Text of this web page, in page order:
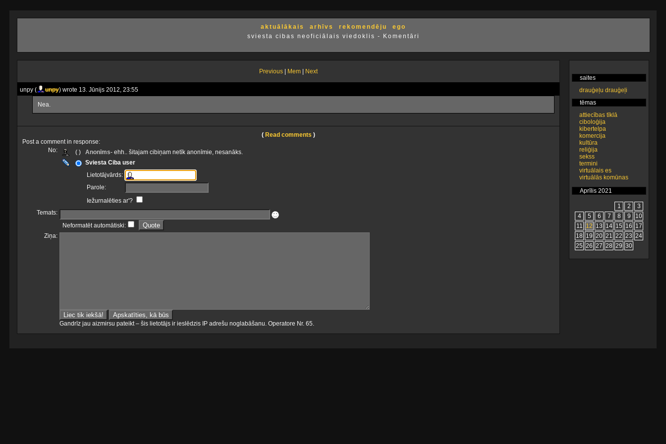
aktuālākais arhīvs rekomendēju
ego
sviesta cibas neoficiālais viedoklis - Komentāri
saites
drauģeļu drauģeļi
tēmas
attiecības tīklā
ciboloģija
kibertelpa
komercija
kultūra
reliģija
sekss
termini
virtuālais es
virtuālās komūnas
Aprīlis 2021
1 2
3
4
5 6 7 8 9
10
11 12 13 14 15 16 17
18 19 20 21 22 23 24
25 26 27 28 29 30
Previous| Mem| Next
unpy ( unpy) wrote 13. Jūnijs 2012, 23:55
Nea.
( Read comments )
Post a comment in response:
No:
( ) Anonīms- ehh.. šitajam cibiņam netīk anonīmie, nesanāks.
Sviesta Ciba user
Lietotājvārds:
Parole:
Iežurnalēties ar'?
Temats:
Neformatēt automātiski:
Ziņa:
Gandrīz jau aizmirsu pateikt – šis lietotājs ir ieslēdzis IP adrešu noglabāšanu. Operatore Nr. 65.